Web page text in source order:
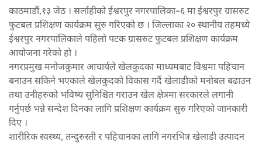
काठमाडौं,१३ जेठ । सर्लाहीको ईश्वरपुर नगरपालिका–६ मा ईश्वरपुर ग्रासरुट
फुटबल प्रशिक्षण कार्यक्रम सुरु गरिएको छ । जिल्लाका २० स्थानीय तहमध्ये
ईश्वरपुर नगरपालिकाले पहिलो पटक ग्रासरुट फुटबल प्रशिक्षण कार्यक्रम
आयोजना गरेको हो ।
नगरप्रमुख मनोजकुमार आचार्यले खेलकुदका माध्यमबाट विश्वमा पहिचान
बनाउन सकिने भएकाले खेलकुदको विकास गर्दै खेलाडीको मनोबल बढाउन
तथा उनीहरुको भविष्य सुनिश्चित गराउन खेल क्षेत्रमा सरकारले लगानी
गर्नुपर्छ भन्ने सन्देश दिनका लागि प्रशिक्षण कार्यक्रम सुरु गरिएको जानकारी
दिए ।
शारीरिक स्वस्थ्य, तन्दुरुस्ती र पहिचानका लागि नगरभित्र खेलाडी उत्पादन